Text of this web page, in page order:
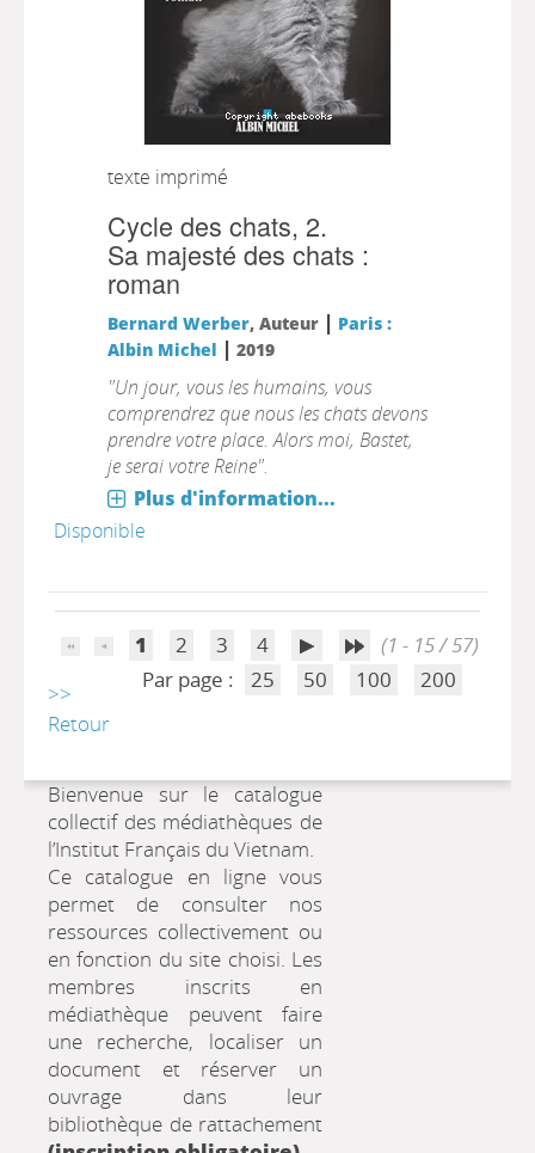
texte imprimé
Cycle des chats, 2.
Sa majesté des chats :
roman
Bernard Werber, Auteur | Paris :
Albin Michel | 2019
"Un jour, vous les humains, vous
comprendrez que nous les chats devons
prendre votre place. Alors moi, Bastet,
je serai votre Reine".
Plus d'information...
Disponible
1 2 3 4
(1 - 15 / 57)
Par page :
25 50 100 200
>>
Retour
Bienvenue sur le catalogue
collectif des médiathèques de
l’Institut Français du Vietnam.
Ce catalogue en ligne vous
permet de consulter nos
ressources collectivement ou
en fonction du site choisi. Les
membres inscrits en
médiathèque peuvent faire
une recherche, localiser un
document et réserver un
ouvrage dans leur
bibliothèque de rattachement